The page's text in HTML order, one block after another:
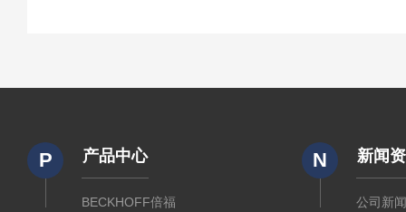
P 产品中心
BECKHOFF倍福
N 新闻
公司新